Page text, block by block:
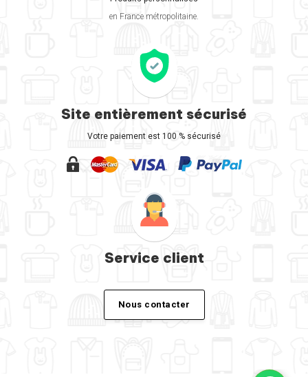
en France métropolitaine.
Site entièrement sécurisé
Votre paiement est 100 % sécurisé
Service client
Nous contacter